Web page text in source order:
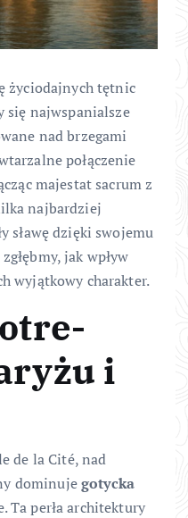
życiodajnych tętnic
się najwspanialsze
nad brzegami
połączenie
majestat sacrum z
najbardziej
sławę dzięki swojemu
jak wpływ
wyjątkowy charakter.
i
de la Cité, nad
dominujegotycka
Ta perła architektury